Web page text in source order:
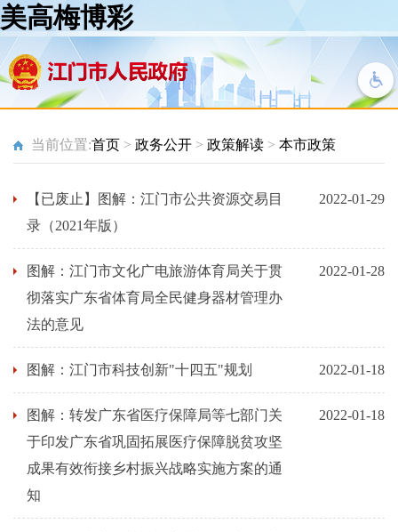
美高梅博彩
当前位置:首页 > 政务公开 > 政策解读 > 本市政策
【已废止】图解：江门市公共资源交易目
录（2021年版）
2022-01-29
图解：江门市文化广电旅游体育局关于贯
彻落实广东省体育局全民健身器材管理办
法的意见
2022-01-28
图解：江门市科技创新"十四五"规划 2022-01-18
图解：转发广东省医疗保障局等七部门关
于印发广东省巩固拓展医疗保障脱贫攻坚
成果有效衔接乡村振兴战略实施方案的通
知
2022-01-18